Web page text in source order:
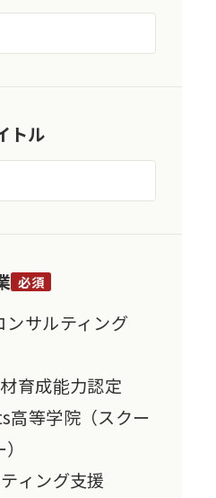
トル
必須
ンサルティング
育成能力認定
等学院（スクー
ィング支援